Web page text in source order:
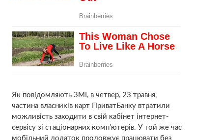
Як повідомляють ЗМІ, в четвер, 23 травня,
частина власників карт ПриватБанку втратили
можливість заходити в свій кабінет інтернет-
сервісу зі стаціонарних комп’ютерів. У той же час
мобільний додаток продовжує працювати без